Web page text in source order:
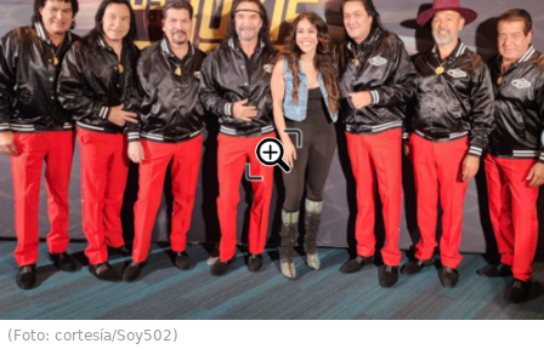
(Foto: cortesía/Soy502)